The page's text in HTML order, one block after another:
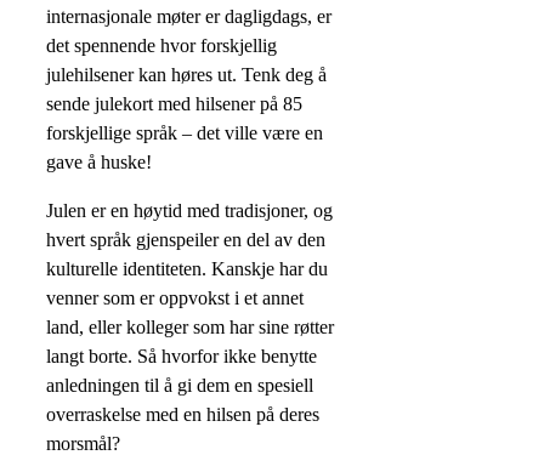
internasjonale møter er dagligdags, er
det spennende hvor forskjellig
julehilsener kan høres ut. Tenk deg å
sende julekort med hilsener på 85
forskjellige språk – det ville være en
gave å huske!
Julen er en høytid med tradisjoner, og
hvert språk gjenspeiler en del av den
kulturelle identiteten. Kanskje har du
venner som er oppvokst i et annet
land, eller kolleger som har sine røtter
langt borte. Så hvorfor ikke benytte
anledningen til å gi dem en spesiell
overraskelse med en hilsen på deres
morsmål?